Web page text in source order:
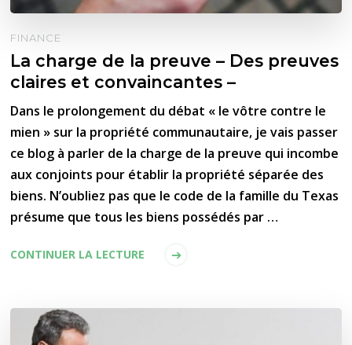
FINANCE
La charge de la preuve – Des preuves
claires et convaincantes –
Dans le prolongement du débat « le vôtre contre le
mien » sur la propriété communautaire, je vais passer
ce blog à parler de la charge de la preuve qui incombe
aux conjoints pour établir la propriété séparée des
biens. N’oubliez pas que le code de la famille du Texas
présume que tous les biens possédés par …
CONTINUER LA LECTURE